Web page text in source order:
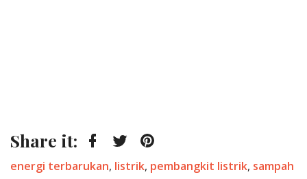
Share it: Facebook
Twitter
Tagged:
energi terbarukan, listrik, pembangkit listrik, sampah